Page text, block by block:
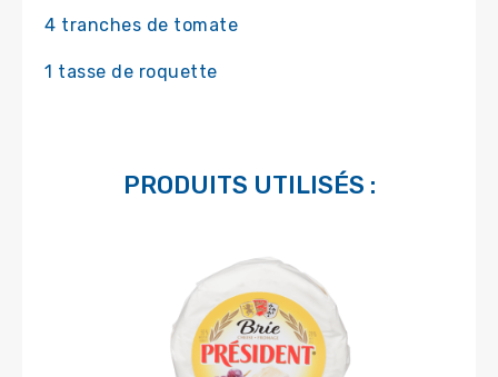
4 tranches de tomate
1 tasse de roquette
PRODUITS UTILISÉS :